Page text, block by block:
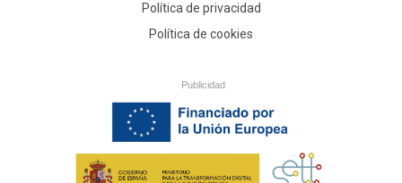
Política de privacidad
Política de cookies
Publicidad